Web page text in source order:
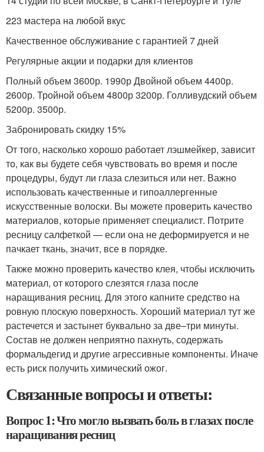
223 мастера на любой вкус
Качественное обслуживание с гарантией 7 дней
Регулярные акции и подарки для клиентов
Полный объем 3600р. 1990р Двойной объем 4400р.
2600р. Тройной объем 4800р 3200р. Голливудский объем
5200р. 3500р.
Забронировать скидку 15%
От того, насколько хорошо работает лэшмейкер, зависит
то, как вы будете себя чувствовать во время и после
процедуры, будут ли глаза слезиться или нет. Важно
использовать качественные и гипоаллергенные
искусственные волоски. Вы можете проверить качество
материалов, которые применяет специалист. Потрите
ресницу салфеткой — если она не деформируется и не
пачкает ткань, значит, все в порядке.
Также можно проверить качество клея, чтобы исключить
материал, от которого слезятся глаза после
наращивания ресниц. Для этого капните средство на
ровную плоскую поверхность. Хороший материал тут же
растечется и застынет буквально за две–три минуты.
Состав не должен неприятно пахнуть, содержать
формальдегид и другие агрессивные компоненты. Иначе
есть риск получить химический ожог.
Связанные вопросы и ответы:
Вопрос 1: Что могло вызвать боль в глазах после
наращивания ресниц